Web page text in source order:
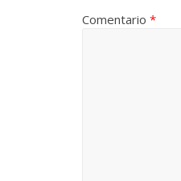
Comentario *